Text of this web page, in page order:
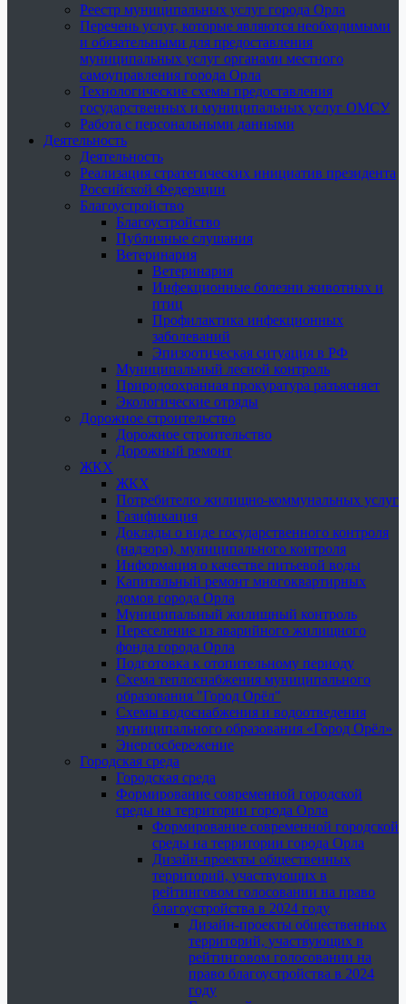
Реестр муниципальных услуг города Орла
Перечень услуг, которые являются необходимыми
и обязательными для предоставления
муниципальных услуг органами местного
самоуправления города Орла
Технологические схемы предоставления
государственных и муниципальных услуг ОМСУ
Работа с персональными данными
Деятельность
Деятельность
Реализация стратегических инициатив президента
Российской Федерации
Благоустройство
Благоустройство
Публичные слушания
Ветеринария
Ветеринария
Инфекционные болезни животных и
птиц
Профилактика инфекционных
заболеваний
Эпизоотическая ситуация в РФ
Муниципальный лесной контроль
Природоохранная прокуратура разъясняет
Экологические отряды
Дорожное строительство
Дорожное строительство
Дорожный ремонт
ЖКХ
ЖКХ
Потребителю жилищно-коммунальных услуг
Газификация
Доклады о виде государственного контроля
(надзора), муниципального контроля
Информация о качестве питьевой воды
Капитальный ремонт многоквартирных
домов города Орла
Муниципальный жилищный контроль
Переселение из аварийного жилищного
фонда города Орла
Подготовка к отопительному периоду
Схема теплоснабжения муниципального
образования "Город Орёл"
Схемы водоснабжения и водоотведения
муниципального образования «Город Орёл»
Энергосбережение
Городская среда
Городская среда
Формирование современной городской
среды на территории города Орла
Формирование современной городской
среды на территории города Орла
Дизайн-проекты общественных
территорий, участвующих в
рейтинговом голосовании на право
благоустройства в 2024 году
Дизайн-проекты общественных
территорий, участвующих в
рейтинговом голосовании на
право благоустройства в 2024
году